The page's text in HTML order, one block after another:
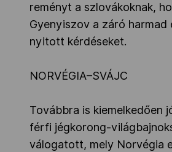
reményt a szlovákoknak,
Gyenyiszov a záró harmad
nyitott kérdéseket.
NORVÉGIA–SVÁJC
Továbbra is kiemelkedően
férfi jégkorong-
válogatott, mely Norvégia